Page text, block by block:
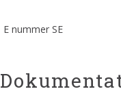
E nummer SE